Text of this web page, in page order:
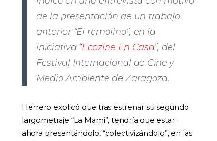
de la presentación de un trabajo
anterior “El remolino”, en la
iniciativa “Ecozine En Casa”, del
Festival Internacional de Cine y
Medio Ambiente de Zaragoza.
Herrero explicó que tras estrenar su segundo
largometraje “La Mami”, tendría que estar
ahora presentándolo, “colectivizándolo”, en las